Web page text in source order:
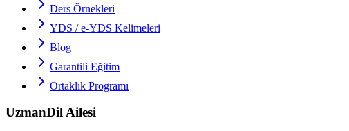
Ders Örnekleri
YDS / e-YDS Kelimeleri
Blog
Garantili Eğitim
Ortaklık Programı
UzmanDil Ailesi